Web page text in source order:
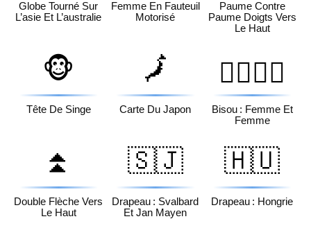
Globe Tourné Sur
L’asie Et L’australie
Femme En Fauteuil
Motorisé
Paume Contre
Paume Doigts Vers
Le Haut
🐵
Tête De Singe
🗾
Carte Du Japon
👩‍❤️‍💋‍👩
Bisou : Femme Et
Femme
⏫
Double Flèche Vers
Le Haut
🇸🇯
Drapeau : Svalbard
Et Jan Mayen
🇭🇺
Drapeau : Hongrie